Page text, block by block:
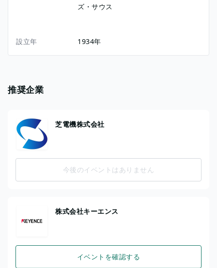
ズ・サウス
設立年 1934年
推奨企業
芝電機株式会社
今後のイベントはありません
株式会社キーエンス
イベントを確認する